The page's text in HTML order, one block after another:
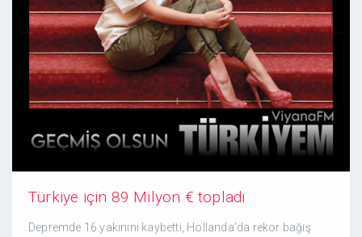
Türkiye için 89 Milyon € topladı
Depremde 16 yakınını kaybetti, Hollanda’da rekor bağış